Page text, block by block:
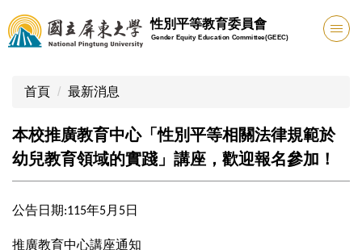
跳
到
主
區
性別平等教育委員會
Gender Equity Education Committee(GEEC)
首頁 最新消息
本校推廣教育中心「性別平等相關法律規範於
幼兒教育領域的實踐」講座，歡迎報名參加！
公告日期:115年5月 5日
推廣教育中心講座通知